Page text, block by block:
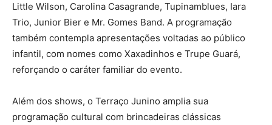
Little Wilson, Carolina Casagrande, Tupinamblues, Iara
Trio, Junior Bier e Mr. Gomes Band. A programação
também contempla apresentações voltadas ao público
infantil, com nomes como Xaxadinhos e Trupe Guará,
reforçando o caráter familiar do evento.
Além dos shows, o Terraço Junino amplia sua
programação cultural com brincadeiras clássicas